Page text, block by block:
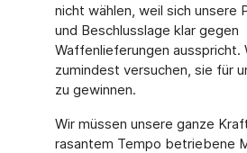
nicht wählen, weil sich unsere
und Beschlusslage klar gegen
Waffenlieferungen ausspricht.
zumindest versuchen, sie für
zu gewinnen.
Wir müssen unsere ganze
rasantem Tempo betriebene